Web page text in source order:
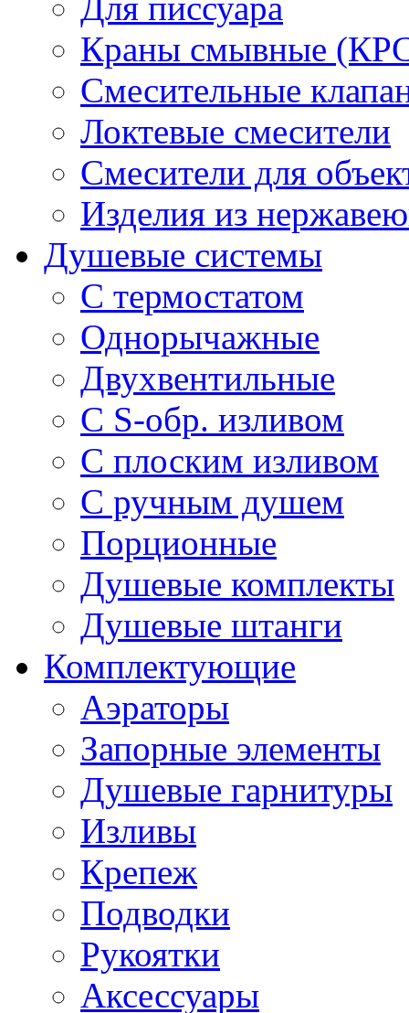
Краны смывные
Смесительные
Локтевые смесители
Смесители для
Изделия из
Душевые системы
С термостатом
Однорычажные
Двухвентильные
С S-обр. изливом
С плоским изливом
С ручным душем
Порционные
Душевые комплекты
Душевые штанги
Комплектующие
Аэраторы
Запорные элементы
Душевые гарнитуры
Изливы
Крепеж
Подводки
Рукоятки
Аксессуары